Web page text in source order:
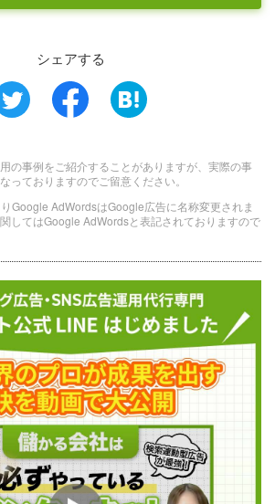
シェアする
の事例をご紹介することがありますが、実際の事
っておりますのでご留意ください。
Google AdWordsはGoogle広告に名称変更されま
してはGoogle AdWordsと表記されておりますので